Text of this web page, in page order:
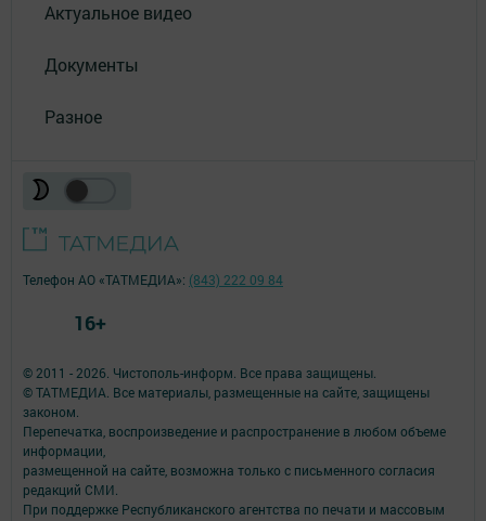
Актуальное видео
Документы
Разное
© 2011 - 2026. Чистополь-информ. Все права защищены.
© ТАТМЕДИА. Все материалы, размещенные на сайте, защищены
законом.
Перепечатка, воспроизведение и распространение в любом объеме
информации,
размещенной на сайте, возможна только с письменного согласия
редакций СМИ.
При поддержке Республиканского агентства по печати и массовым
Телефон АО «ТАТМЕДИА»: (843) 222 09 84
16+